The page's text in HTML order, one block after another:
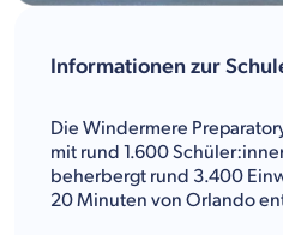
Informationen zur
Die Windermere
mit rund 1.600
beherbergt rund 3.400
20 Minuten von Orlando